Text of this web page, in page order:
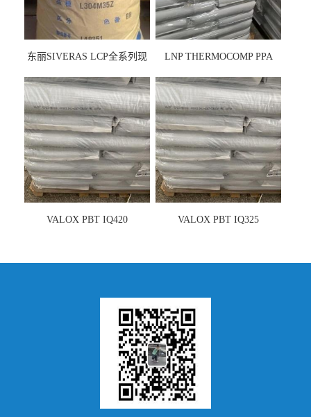
东丽SIVERAS LCP全系列现
LNP THERMOCOMP PPA
VALOX PBT IQ420 VALOX PBT IQ325